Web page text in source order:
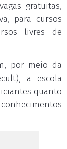
gratuitas,
para cursos
livres de
por meio da
a escola
quanto